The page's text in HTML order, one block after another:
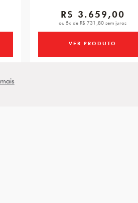
R$ 3.659,00
ou 5x de R$ 731,80 sem juros
VER PRODUTO